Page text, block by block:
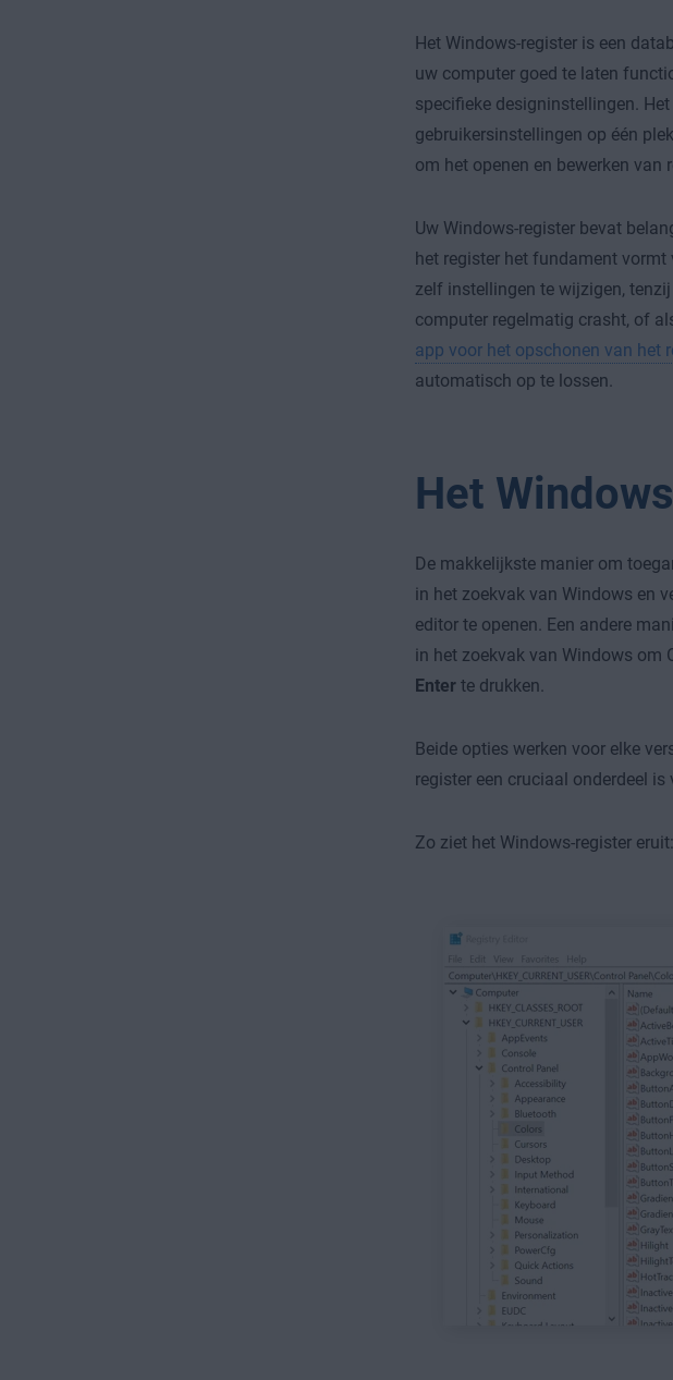
Het Windows-register is een
uw computer goed te laten
specifieke designinstellingen.
gebruikersinstellingen op één
om het openen en bewerken van
Uw Windows-register bevat
het register het fundament
zelf instellingen te wijzigen,
computer regelmatig crasht, of
app voor het opschonen van het
automatisch op te lossen.
Het
De makkelijkste manier om
in het zoekvak van Windows en
editor te openen. Een andere
in het zoekvak van Windows om
Enterte drukken.
Beide opties werken voor elke
register een cruciaal onderdeel
Zo ziet het Windows-register eruit: